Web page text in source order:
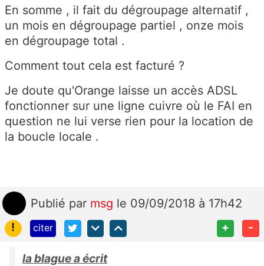
En somme , il fait du dégroupage alternatif ,
un mois en dégroupage partiel , onze mois
en dégroupage total .
Comment tout cela est facturé ?
Je doute qu'Orange laisse un accès ADSL
fonctionner sur une ligne cuivre où le FAI en
question ne lui verse rien pour la location de
la boucle locale .
Publié par msg le 09/09/2018 à 17h42
!
citer + -
la blague a écrit